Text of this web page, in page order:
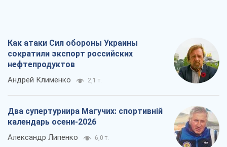
Как атаки Сил обороны Украины
сократили экспорт российских
нефтепродуктов
Андрей Клименко 2,1 т.
Два супертурнира Магучих: спортивній
календарь осени-2026
Александр Липенко 6,0 т.